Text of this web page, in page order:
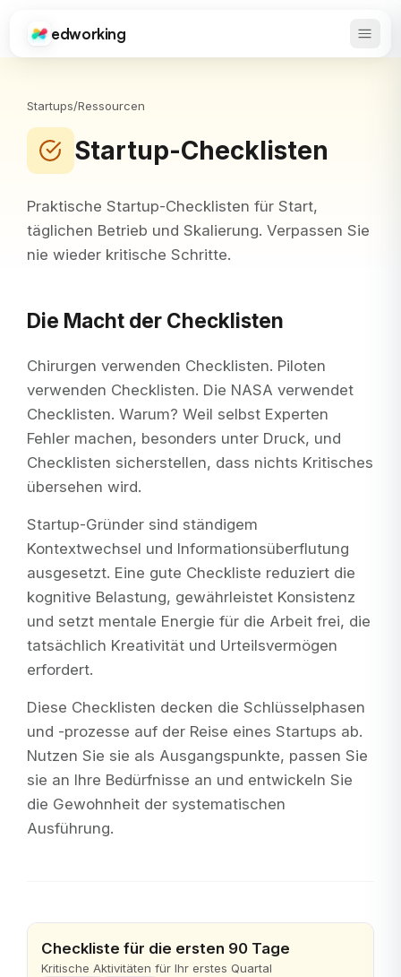
Edworking
edworking
Startups/Ressourcen
Startup-Checklisten
Praktische Startup-Checklisten für Start,
täglichen Betrieb und Skalierung. Verpassen Sie
nie wieder kritische Schritte.
Die Macht der Checklisten
Chirurgen verwenden Checklisten. Piloten
verwenden Checklisten. Die NASA verwendet
Checklisten. Warum? Weil selbst Experten
Fehler machen, besonders unter Druck, und
Checklisten sicherstellen, dass nichts Kritisches
übersehen wird.
Startup-Gründer sind ständigem
Kontextwechsel und Informationsüberflutung
ausgesetzt. Eine gute Checkliste reduziert die
kognitive Belastung, gewährleistet Konsistenz
und setzt mentale Energie für die Arbeit frei, die
tatsächlich Kreativität und Urteilsvermögen
erfordert.
Diese Checklisten decken die Schlüsselphasen
und -prozesse auf der Reise eines Startups ab.
Nutzen Sie sie als Ausgangspunkte, passen Sie
sie an Ihre Bedürfnisse an und entwickeln Sie
die Gewohnheit der systematischen
Ausführung.
Checkliste für die ersten 90 Tage
Kritische Aktivitäten für Ihr erstes Quartal